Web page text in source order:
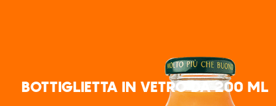
BOTTIGLIETTA IN VETRO DA 200 ML